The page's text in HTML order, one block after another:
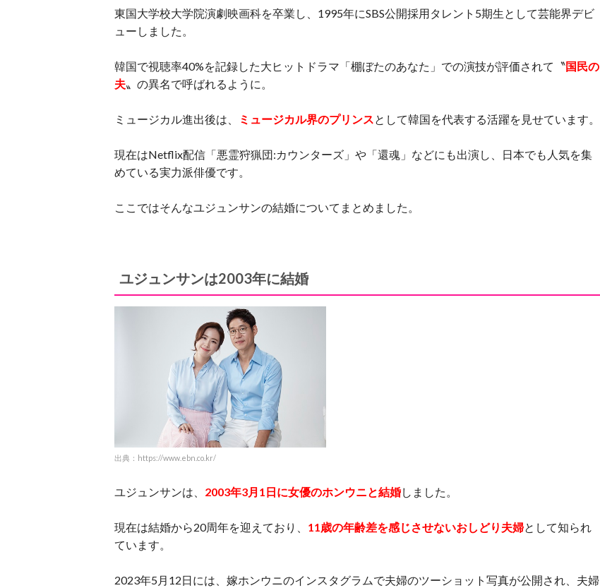
東国大学校大学院演劇映画科を卒業し、1995年にSBS公開採用タレント5期生として芸能界デビ
ューしました。
韓国で視聴率40%を記録した大ヒットドラマ「棚ぼたのあなた」での演技が評価されて〝国民の
夫〟の異名で呼ばれるように。
ミュージカル進出後は、 ミュージカル界のプリンスとして韓国を代表する活躍を見せています。
現在はNetflix配信「悪霊狩猟団:カウンターズ」や「還魂」などにも出演し、日本でも人気を集
めている実力派俳優です。
ここではそんなユジュンサンの結婚についてまとめました。
ユジュンサンは2003年に結婚
出典：https://www.ebn.co.kr/
ユジュンサンは、 2003年3月1日に女優のホンウニと結婚しました。
現在は結婚から20周年を迎えており、 11歳の年齢差を感じさせないおしどり夫婦として知られ
ています。
2023年5月12日には、嫁ホンウニのインスタグラムで夫婦のツーショット写真が公開され、夫婦